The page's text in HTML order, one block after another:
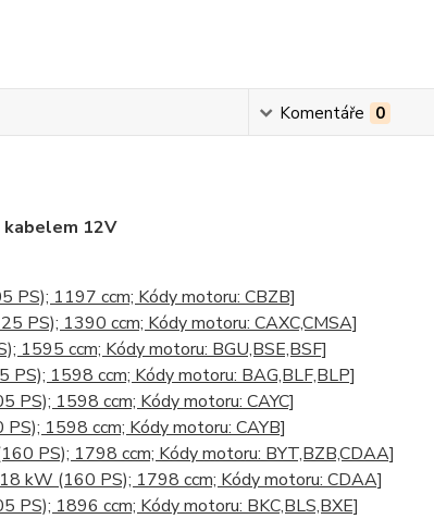
Komentáře 0
12V
1197 ccm; Kódy motoru: CBZB]
PS); 1390 ccm; Kódy motoru: CAXC,CMSA]
1595 ccm; Kódy motoru: BGU,BSE,BSF]
1598 ccm; Kódy motoru: BAG,BLF,BLP]
1598 ccm; Kódy motoru: CAYC]
1598 ccm; Kódy motoru: CAYB]
PS); 1798 ccm; Kódy motoru: BYT,BZB,CDAA]
kW (160 PS); 1798 ccm; Kódy motoru: CDAA]
1896 ccm; Kódy motoru: BKC,BLS,BXE]